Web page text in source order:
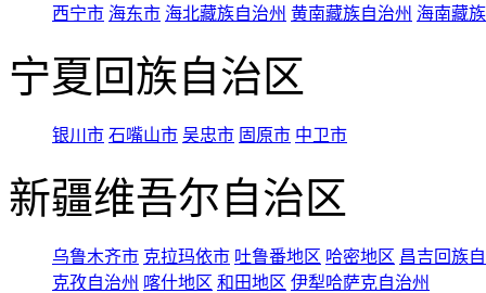
西宁市 海东市 海北藏族自治州 黄南藏族自治州 海南藏
宁夏回族自治区
银川市 石嘴山市 吴忠市 固原市 中卫市
新疆维吾尔自治区
乌鲁木齐市 克拉玛依市 吐鲁番地区 哈密地区 昌吉回族
克孜自治州 喀什地区 和田地区 伊犁哈萨克自治州